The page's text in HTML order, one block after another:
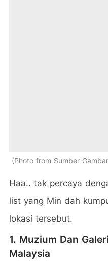
Photo from Sumber
Haa.. tak percaya
list yang Min dah
lokasi tersebut.
1. Muzium Dan
Malaysia